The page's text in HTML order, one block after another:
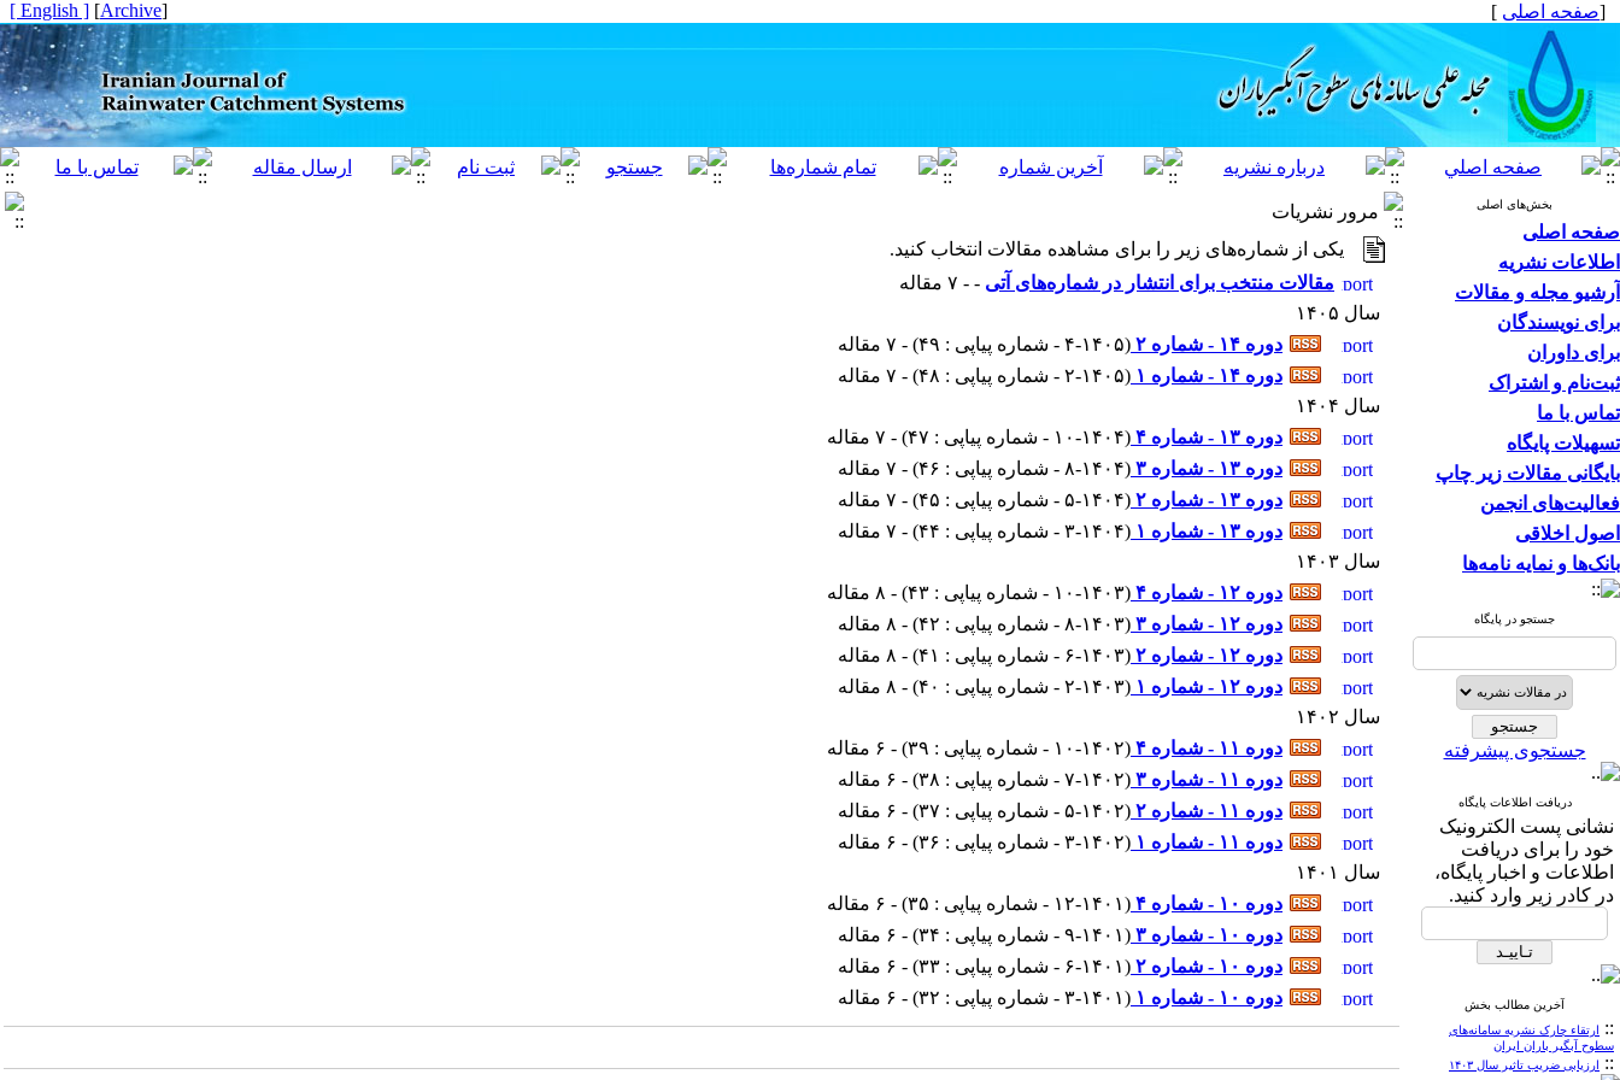
[صفحه اصلی ]
[
Archive
]
[ English ]
بخش‌های اصلی
صفحه اصلی
اطلاعات نشریه
آرشیو مجله و مقالات
برای نویسندگان
برای داوران
ثبت‌نام و اشتراک
تماس با ما
تسهیلات پایگاه
بایگانی مقالات زیر چاپ
فعالیت‌های انجمن
اصول اخلاقی
بانک‌ها و نمایه نامه‌ها
جستجو در پایگاه
جستجوی پیشرفته
دریافت اطلاعات پایگاه
نشانی پست الکترونیک
خود را برای دریافت
اطلاعات و اخبار پایگاه،
در کادر زیر وارد کنید.
آخرین مطالب بخش
:: ارتقاء چارک نشریه سامانه‌های
سطوح آبگیر باران ایران
:: ارزیابی ضریب تاثیر سال ۱۴۰۳
مرور نشریات
یکی از شماره‌های زیر را برای مشاهده مقالات انتخاب کنید.
مقالات منتخب برای انتشار در شماره‌های آتی - - ۷ مقاله
سال ۱۴۰۵
دوره ۱۴ - شماره ۲
(۴-۱۴۰۵ - شماره پیاپی : ۴۹
) - ۷ مقاله
دوره ۱۴ - شماره ۱
(۲-۱۴۰۵ - شماره پیاپی : ۴۸
) - ۷ مقاله
سال ۱۴۰۴
دوره ۱۳ - شماره ۴
(۱۰-۱۴۰۴ - شماره پیاپی : ۴۷
) - ۷ مقاله
دوره ۱۳ - شماره ۳
(۸-۱۴۰۴ - شماره پیاپی : ۴۶
) - ۷ مقاله
دوره ۱۳ - شماره ۲
(۵-۱۴۰۴ - شماره پیاپی : ۴۵
) - ۷ مقاله
دوره ۱۳ - شماره ۱
(۳-۱۴۰۴ - شماره پیاپی : ۴۴
) - ۷ مقاله
سال ۱۴۰۳
دوره ۱۲ - شماره ۴
(۱۰-۱۴۰۳ - شماره پیاپی : ۴۳
) - ۸ مقاله
دوره ۱۲ - شماره ۳
(۸-۱۴۰۳ - شماره پیاپی : ۴۲
) - ۸ مقاله
دوره ۱۲ - شماره ۲
(۶-۱۴۰۳ - شماره پیاپی : ۴۱
) - ۸ مقاله
دوره ۱۲ - شماره ۱
(۲-۱۴۰۳ - شماره پیاپی : ۴۰
) - ۸ مقاله
سال ۱۴۰۲
دوره ۱۱ - شماره ۴
(۱۰-۱۴۰۲ - شماره پیاپی : ۳۹
) - ۶ مقاله
دوره ۱۱ - شماره ۳
(۷-۱۴۰۲ - شماره پیاپی : ۳۸
) - ۶ مقاله
دوره ۱۱ - شماره ۲
(۵-۱۴۰۲ - شماره پیاپی : ۳۷
) - ۶ مقاله
دوره ۱۱ - شماره ۱
(۳-۱۴۰۲ - شماره پیاپی : ۳۶
) - ۶ مقاله
سال ۱۴۰۱
دوره ۱۰ - شماره ۴
(۱۲-۱۴۰۱ - شماره پیاپی : ۳۵
) - ۶ مقاله
دوره ۱۰ - شماره ۳
(۹-۱۴۰۱ - شماره پیاپی : ۳۴
) - ۶ مقاله
دوره ۱۰ - شماره ۲
(۶-۱۴۰۱ - شماره پیاپی : ۳۳
) - ۶ مقاله
دوره ۱۰ - شماره ۱
(۳-۱۴۰۱ - شماره پیاپی : ۳۲ ) - ۶ مقاله